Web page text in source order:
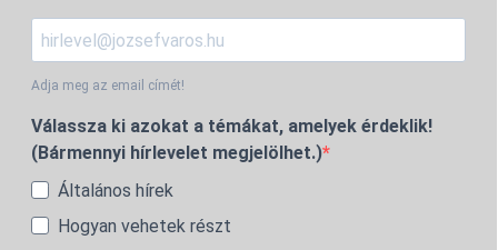
Adja meg az email címét!
Válassza ki azokat a témákat, amelyek érdeklik!
(Bármennyi hírlevelet megjelölhet.)
Általános hírek
Hogyan vehetek részt